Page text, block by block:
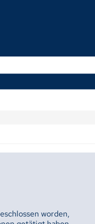
worden,